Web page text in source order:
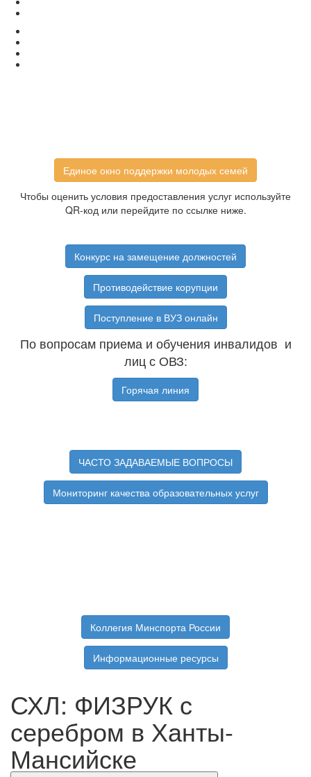
Единое окно поддержки молодых семей
Чтобы оценить условия предоставления услуг используйте
QR-код или перейдите по ссылке ниже.
Конкурс на замещение должностей
Противодействие корупции
Поступление в ВУЗ онлайн
По вопросам приема и обучения инвалидов и
лиц с ОВЗ:
Горячая линия
ЧАСТО ЗАДАВАЕМЫЕ ВОПРОСЫ
Мониторинг качества образовательных услуг
Коллегия Минспорта России
Информационные ресурсы
СХЛ: ФИЗРУК с
серебром в Ханты-
Мансийске